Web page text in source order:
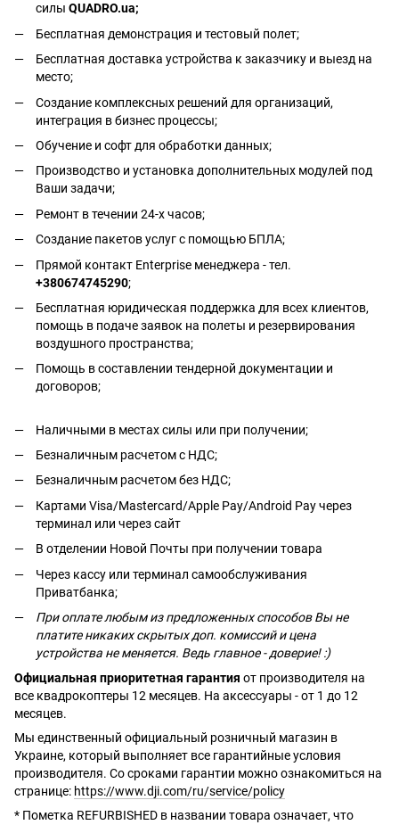
силы QUADRO.ua;
Бесплатная демонстрация и тестовый полет;
Бесплатная доставка устройства к заказчику и выезд на
место;
Создание комплексных решений для организаций,
интеграция в бизнес процессы;
Обучение и софт для обработки данных;
Производство и установка дополнительных модулей под
Ваши задачи;
Ремонт в течении 24-х часов;
Создание пакетов услуг с помощью БПЛА;
Прямой контакт Enterprise менеджера - тел.
+380674745290;
Бесплатная юридическая поддержка для всех клиентов,
помощь в подаче заявок на полеты и резервирования
воздушного пространства;
Помощь в составлении тендерной документации и
договоров;
Наличными в местах силы или при получении;
Безналичным расчетом с НДС;
Безналичным расчетом без НДС;
Картами Visa/Mastercard/Apple Pay/Android Pay через
терминал или через сайт
В отделении Новой Почты при получении товара
Через кассу или терминал самообслуживания
Приватбанка;
При оплате любым из предложенных способов Вы не
платите никаких скрытых доп. комиссий и цена
устройства не меняется. Ведь главное - доверие! :)
Официальная приоритетная гарантия от производителя на
все квадрокоптеры 12 месяцев. На аксессуары - от 1 до 12
месяцев.
Мы единственный официальный розничный магазин в
Украине, который выполняет все гарантийные условия
производителя. Со сроками гарантии можно ознакомиться на
странице: https://www.dji.com/ru/service/policy
* Пометка REFURBISHED в названии товара означает, что